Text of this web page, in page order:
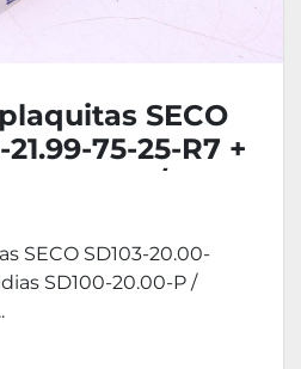
SECO
75-25-R7 +
20.00-P /
SECO SD103-20.00-
SD100-20.00-P /